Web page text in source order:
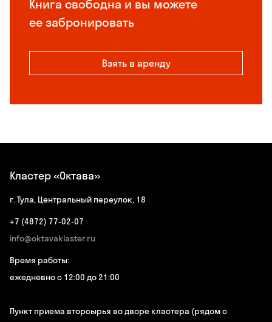
Книга свободна и вы можете
ее забронировать
Взять в аренду
Кластер «Октава»
г. Тула, Центральный переулок, 18
+7 (4872) 77-02-07
info@oktavaklaster.ru
Время работы:
ежедневно с 12:00 до 21:00
Пункт приема вторсырья во дворе кластера (рядом с